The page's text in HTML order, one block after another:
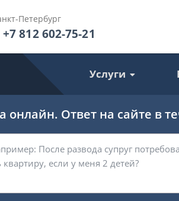
Петербург
+7 812 602-75-21
Услуги
онлайн. Ответ на сайте в